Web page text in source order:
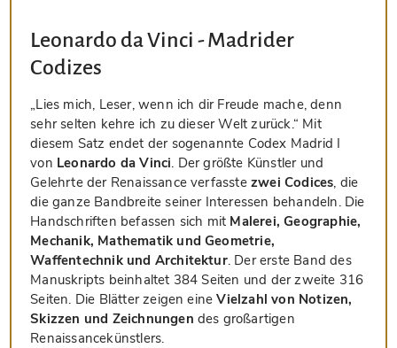
Leonardo da Vinci - Madrider
Codizes
„Lies mich, Leser, wenn ich dir Freude mache, denn
sehr selten kehre ich zu dieser Welt zurück.“ Mit
diesem Satz endet der sogenannte Codex Madrid I
von Leonardo da Vinci. Der größte Künstler und
Gelehrte der Renaissance verfasstezwei Codices, die
die ganze Bandbreite seiner Interessen behandeln. Die
Handschriften befassen sich mit Malerei, Geographie,
Mechanik, Mathematik und Geometrie,
Waffentechnik und Architektur. Der erste Band des
Manuskripts beinhaltet 384 Seiten und der zweite 316
Seiten. Die Blätter zeigen eineVielzahl von Notizen,
Skizzen und Zeichnungen des großartigen
Renaissancekünstlers.